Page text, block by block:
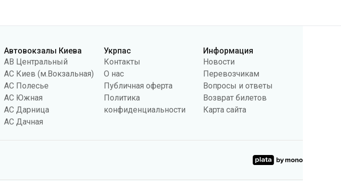
АС Южная
АС Дарница
АС Дачная
Политика
конфиденциальности
Возврат билетов
Карта сайта